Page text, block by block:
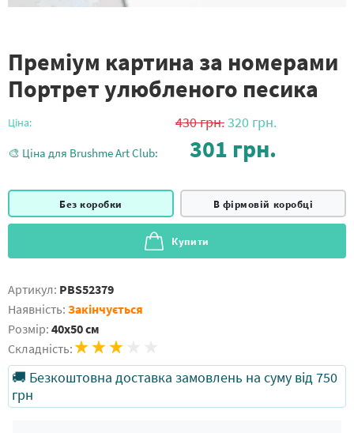
Преміум картина за номерами
Портрет улюбленого песика
Ціна: 430грн.320 грн.
🎨 Ціна для Brushme Art Club: 301 грн.
Без коробки В фірмовій коробці
Купити
Артикул: PBS52379
Наявність: Закінчується
Розмір: 40x50 см
Складність:
🚚 Безкоштовна доставка замовлень на суму від 750
грн